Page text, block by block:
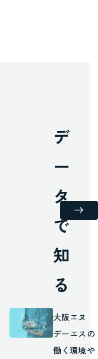
デ
ー
タ
で
知
る
大阪エヌ
デーエスの
働く環境や